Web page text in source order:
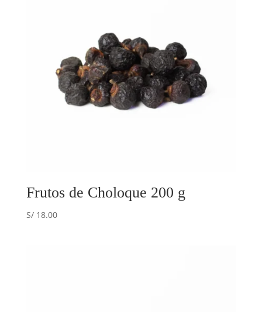
Frutos de Choloque 200 g
S/18.00